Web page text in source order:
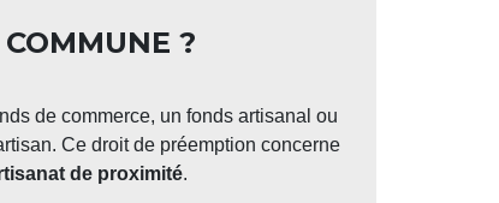
?
de commerce, un fonds artisanal ou
Ce droit de préemption concerne
de proximité.